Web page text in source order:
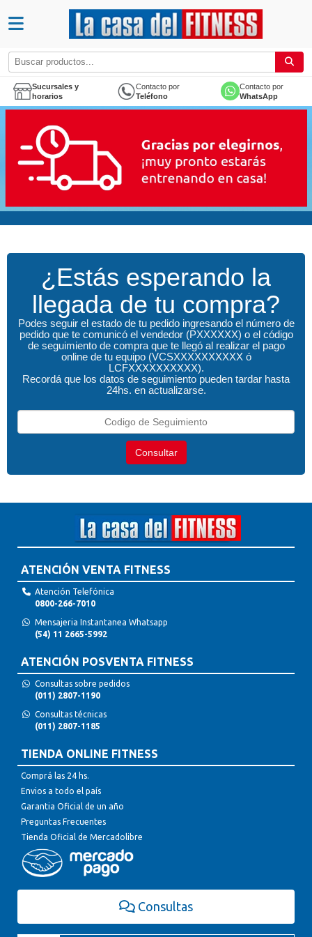
Sucursales y
horarios
Contacto por
Teléfono
Contacto por
WhatsApp
¿Estás esperando la
llegada de tu compra?
Podes seguir el estado de tu pedido ingresando el número de
pedido que te comunicó el vendedor (PXXXXXX) o el código
de seguimiento de compra que te llegó al realizar el pago
online de tu equipo (VCSXXXXXXXXXX ó
LCFXXXXXXXXXX).
Recordá que los datos de seguimiento pueden tardar hasta
24hs. en actualizarse.
Consultar
ATENCIÓN VENTA FITNESS
Atención Telefónica
0800-266-7010
Mensajeria Instantanea Whatsapp
(54) 11 2665-5992
ATENCIÓN POSVENTA FITNESS
Consultas sobre pedidos
(011) 2807-1190
Consultas técnicas
(011) 2807-1185
TIENDA ONLINE FITNESS
Comprá las 24 hs.
Envios a todo el país
Garantia Oficial de un año
Preguntas Frecuentes
Tienda Oficial de Mercadolibre
Consultas